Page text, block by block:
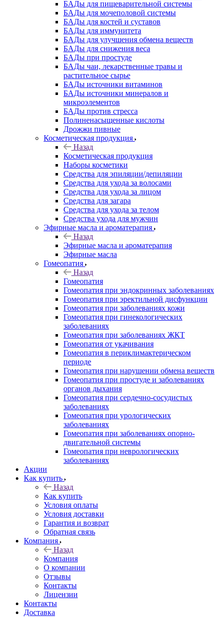
БАДы для пищеварительной системы
БАДы для мочеполовой системы
БАДы для костей и суставов
БАДы для иммунитета
БАДы для улучшения обмена веществ
БАДы для снижения веса
БАДы при простуде
БАДы чаи, лекарственные травы и
растительное сырье
БАДы источники витаминов
БАДы источники минералов и
микроэлементов
БАДы против стресса
Полиненасыщенные кислоты
Дрожжи пивные
Косметическая продукция
Назад
Косметическая продукция
Наборы косметики
Средства для эпиляции/депиляции
Средства для ухода за волосами
Средства для ухода за лицом
Средства для загара
Средства для ухода за телом
Средства ухода для мужчин
Эфирные масла и ароматерапия
Назад
Эфирные масла и ароматерапия
Эфирные масла
Гомеопатия
Назад
Гомеопатия
Гомеопатия при эндокринных заболеваниях
Гомеопатия при эректильной дисфункции
Гомеопатия при заболеваниях кожи
Гомеопатия при гинекологических
заболеваниях
Гомеопатия при заболеваниях ЖКТ
Гомеопатия от укачивания
Гомеопатия в периклимактерическом
периоде
Гомеопатия при нарушении обмена веществ
Гомеопатия при простуде и заболеваниях
органов дыхания
Гомеопатия при сердечно-сосудистых
заболеваниях
Гомеопатия при урологических
заболеваниях
Гомеопатия при заболеваниях опорно-
двигательной системы
Гомеопатия при неврологических
заболеваниях
Акции
Как купить
Назад
Как купить
Условия оплаты
Условия доставки
Гарантия и возврат
Обратная связь
Компания
Назад
Компания
О компании
Отзывы
Контакты
Лицензии
Контакты
Доставка